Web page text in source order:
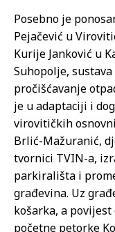
Posebno je
Pejačević u
Kurije Janković u
Suhopolje,
pročišćavanje
je u adaptaciji i
virovitičkih
Brlić-Mažuranić,
tvornici TVIN-a,
parkirališta i
građevina. Uz
košarka, a
početne petorke